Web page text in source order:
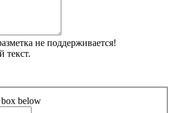
не поддерживается!
текст.
box below